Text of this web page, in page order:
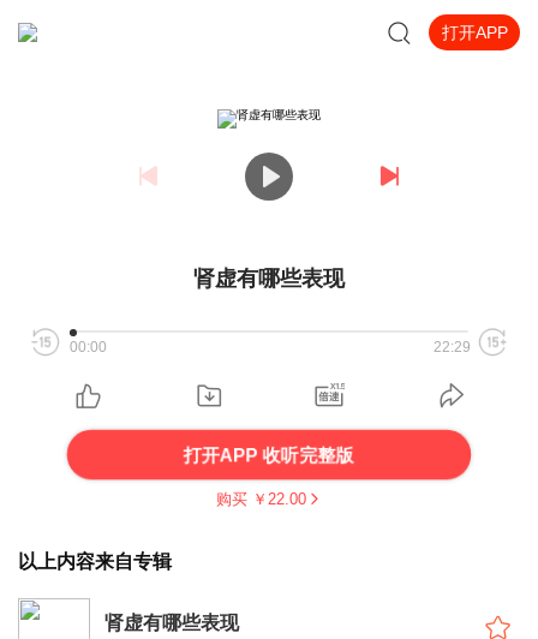
打开APP
肾虚有哪些表现
00:00 22:29
打开APP 收听完整版
购买 ￥ 22.00
以上内容来自专辑
肾虚有哪些表现